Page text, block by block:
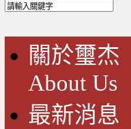
關於璽杰
About Us
最新消息